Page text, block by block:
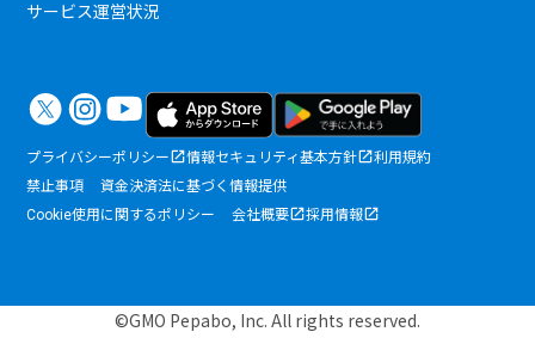
サービス運営状況
プライバシーポリシー 情報セキュリティ基本方針
利用規約
禁止事項
資金決済法に基づく情報提供
Cookie使用に関するポリシー
会社概要 採用情報
©GMO Pepabo, Inc. All rights reserved.